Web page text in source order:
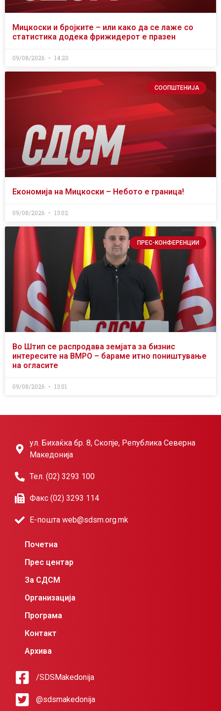
Мицкоски и бројките – или како да се лаже со
статистика додека фрижидерот е празен
09/08/2026 14:20
СООПШТЕНИЈА
Економија на Мицкоски – Небото е граница!
09/08/2026 13:02
ПРЕС-КОНФЕРЕНЦИИ
Во Штип се распродава земјата за бизнис
интересите на ВМРО – бараме итно поништување
на огласите
09/08/2026 13:01
ул. Бихаќка бр. 8, Скопје, Република Северна
Македонија
Тел. (02) 3293 100
Факс (02) 3293 114
Е-пошта web@sdsm.org.mk
Почетна
Прес центар
За СДСМ
Организација
Програма
Контакт
Архива
/SDSMakedonija
@sdsmakedonija